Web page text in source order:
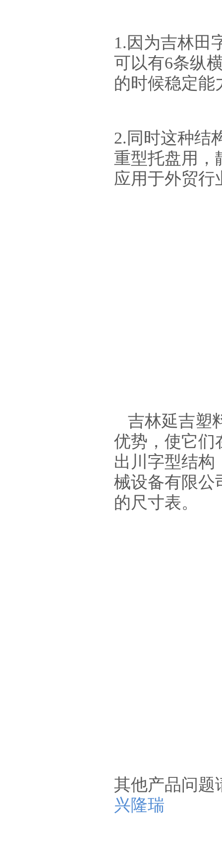
1.因为吉林田
可以有6条纵
的时候稳定能
2.同时这种结
重型托盘用，
应用于外贸行
吉林延吉塑
优势，使它们
出川字型结构
械设备有限公
的尺寸表。
其他产品问题
兴隆瑞